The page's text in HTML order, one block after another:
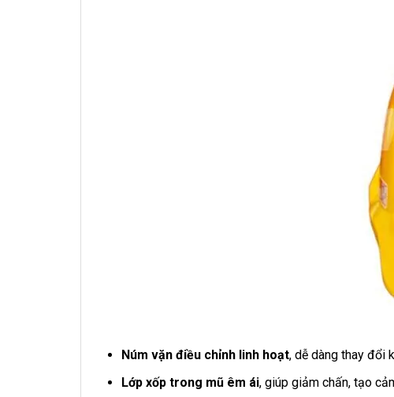
Núm vặn điều chỉnh linh hoạt, dễ dàng thay đổi
Lớp xốp trong mũ êm ái, giúp giảm chấn, tạo